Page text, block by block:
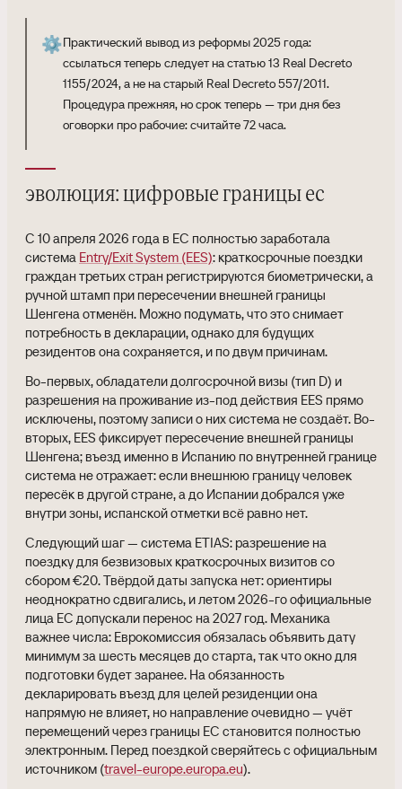
⚙️Практический вывод из реформы 2025 года:
ссылаться теперь следует на статью 13 Real Decreto
1155/2024, а не на старый Real Decreto 557/2011.
Процедура прежняя, но срок теперь — три дня без
оговорки про рабочие: считайте 72 часа.
эволюция: цифровые границы ес
С 10 апреля 2026 года в ЕС полностью заработала
система Entry/Exit System (EES): краткосрочные поездки
граждан третьих стран регистрируются биометрически, а
ручной штамп при пересечении внешней границы
Шенгена отменён. Можно подумать, что это снимает
потребность в декларации, однако для будущих
резидентов она сохраняется, и по двум причинам.
Во-первых, обладатели долгосрочной визы (тип D) и
разрешения на проживание из-под действия EES прямо
исключены, поэтому записи о них система не создаёт. Во-
вторых, EES фиксирует пересечение внешней границы
Шенгена; въезд именно в Испанию по внутренней границе
система не отражает: если внешнюю границу человек
пересёк в другой стране, а до Испании добрался уже
внутри зоны, испанской отметки всё равно нет.
Следующий шаг — система ETIAS: разрешение на
поездку для безвизовых краткосрочных визитов со
сбором €20. Твёрдой даты запуска нет: ориентиры
неоднократно сдвигались, и летом 2026-го официальные
лица ЕС допускали перенос на 2027 год. Механика
важнее числа: Еврокомиссия обязалась объявить дату
минимум за шесть месяцев до старта, так что окно для
подготовки будет заранее. На обязанность
декларировать въезд для целей резиденции она
напрямую не влияет, но направление очевидно — учёт
перемещений через границы ЕС становится полностью
электронным. Перед поездкой сверяйтесь с официальным
источником (travel-europe.europa.eu).